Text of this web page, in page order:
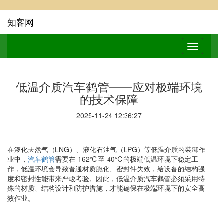
知客网
低温介质汽车鹤管——应对极端环境
的技术保障
2025-11-24 12:36:27
在液化天然气（LNG）、液化石油气（LPG）等低温介质的装卸作
业中， 汽车鹤管需要在-162℃至-40℃的极端低温环境下稳定工
作，低温环境会导致普通材质脆化、密封件失效，给设备的结构强
度和密封性能带来严峻考验。因此，低温介质汽车鹤管必须采用特
殊的材质、结构设计和防护措施，才能确保在极端环境下的安全高
效作业。